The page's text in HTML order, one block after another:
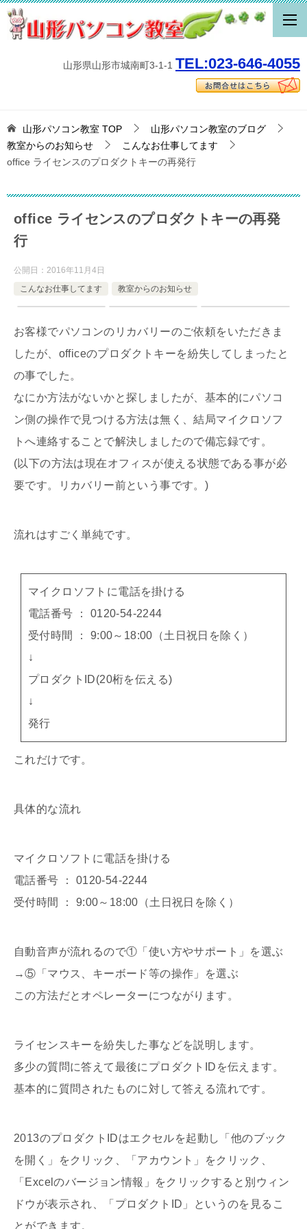
山形県山形市城南町3-1-1 TEL:023-646-4055
山形パソコン教室 TOP
山形パソコン教室のブログ
教室からのお知らせ
こんなお仕事してます
office ライセンスのプロダクトキーの再発行
office ライセンスのプロダクトキーの再発
行
公開日： 2016年11月4日
こんなお仕事してます
教室からのお知らせ
お客様でパソコンのリカバリーのご依頼をいただきま
したが、officeのプロダクトキーを紛失してしまったと
の事でした。
なにか方法がないかと探しましたが、基本的にパソコ
ン側の操作で見つける方法は無く、結局マイクロソフ
トへ連絡することで解決しましたので備忘録です。
(以下の方法は現在オフィスが使える状態である事が必
要です。リカバリー前という事です。)
流れはすごく単純です。
マイクロソフトに電話を掛ける
電話番号 ： 0120-54-2244
受付時間 ： 9:00～18:00（土日祝日を除く）
↓
プロダクトID(20桁を伝える)
↓
発行
これだけです。
具体的な流れ
マイクロソフトに電話を掛ける
電話番号 ： 0120-54-2244
受付時間 ： 9:00～18:00（土日祝日を除く）
自動音声が流れるので①「使い方やサポート」を選ぶ
→⑤「マウス、キーボード等の操作」を選ぶ
この方法だとオペレーターにつながります。
ライセンスキーを紛失した事などを説明します。
多少の質問に答えて最後にプロダクトIDを伝えます。
基本的に質問されたものに対して答える流れです。
2013のプロダクトIDはエクセルを起動し「他のブック
を開く」をクリック、「アカウント」をクリック、
「Excelのバージョン情報」をクリックすると別ウィン
ドウが表示され、「プロダクトID」というのを見るこ
とができます。